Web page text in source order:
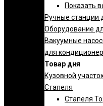
Показать
Ручные станции
Оборудование
Вакуумные
для
Товар дня
Кузовной
Стапеля
Стапеля